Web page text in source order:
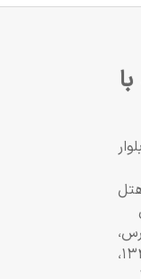
پلاک ۱۳۲،